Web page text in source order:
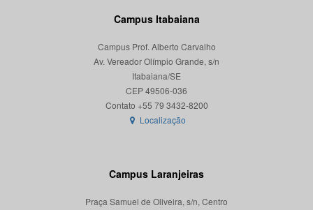
Campus Itabaiana
Campus Prof. Alberto Carvalho
Av. Vereador Olímpio Grande, s/n
Itabaiana/SE
CEP 49506-036
Localização
Campus Laranjeiras
Praça Samuel de Oliveira, s/n, Centro